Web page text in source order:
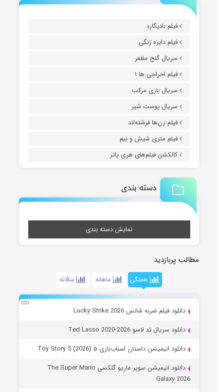
فیلم بادیگارد
فیلم دایره زنگی
سریال گنج مظفر
فیلم اخراجی ها ۱
سریال بازی مرکب
سریال پوست شیر
فیلم زن‌ها فرشته‌اند
فیلم متری شیش و نیم
کالکشن فیلم‌های هری پاتر
دسته بندی
نمایش دسته بندی
مطالب پربازدید
هفتگی ماهانه سالانه
دانلود فیلم ضربه شانس Lucky Strike 2026
دانلود سریال تد لاسو Ted Lasso 2020-2026
دانلود انیمیشن داستان اسباب‌بازی ۵ Toy Story 5 (2026)
دانلود انیمیشن سوپر ماریو گلکسی The Super Mario
Galaxy 2026